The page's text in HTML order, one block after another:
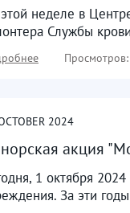
неделе в
Службы
2024
акция
1 октября
За эти